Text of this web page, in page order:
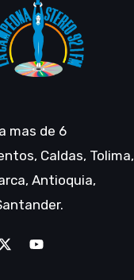
mas de 6
Caldas, Tolima,
Antioquia,